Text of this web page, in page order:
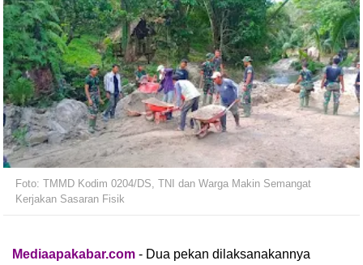
Foto: TMMD Kodim 0204/DS, TNI dan Warga Makin Semangat
Kerjakan Sasaran Fisik
Mediaapakabar.com - Dua pekan dilaksanakannya